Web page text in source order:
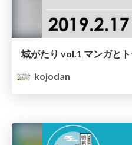
城がたり vol.1 マンガと
kojodan